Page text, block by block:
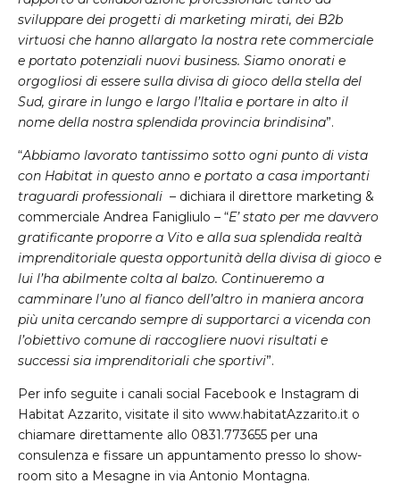
sviluppare dei progetti di marketing mirati, dei B2b
virtuosi che hanno allargato la nostra rete commerciale
e portato potenziali nuovi business. Siamo onorati e
orgogliosi di essere sulla divisa di gioco della stella del
Sud, girare in lungo e largo l’Italia e portare in alto il
nome della nostra splendida provincia brindisina”.
“Abbiamo lavorato tantissimo sotto ogni punto di vista
con Habitat in questo anno e portato a casa importanti
traguardi professionali – dichiara il direttore marketing &
commerciale Andrea Fanigliulo – “E’ stato per me davvero
gratificante proporre a Vito e alla sua splendida realtà
imprenditoriale questa opportunità della divisa di gioco e
lui l’ha abilmente colta al balzo. Continueremo a
camminare l’uno al fianco dell’altro in maniera ancora
più unita cercando sempre di supportarci a vicenda con
l’obiettivo comune di raccogliere nuovi risultati e
successi sia imprenditoriali che sportivi”.
Per info seguite i canali social Facebook e Instagram di
Habitat Azzarito, visitate il sito www.habitatAzzarito.it o
chiamare direttamente allo 0831.773655 per una
consulenza e fissare un appuntamento presso lo show-
room sito a Mesagne in via Antonio Montagna.